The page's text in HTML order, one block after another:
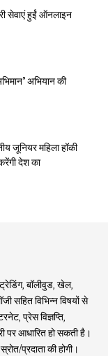
सेवाएं हुईं ऑनलाइन
अभियान की
जूनियर महिला हॉकी
देश का
बॉलीवुड, खेल,
सहित विभिन्न विषयों से
प्रेस विज्ञप्ति,
पर आधारित हो सकती है।
प्रदाता की होगी।